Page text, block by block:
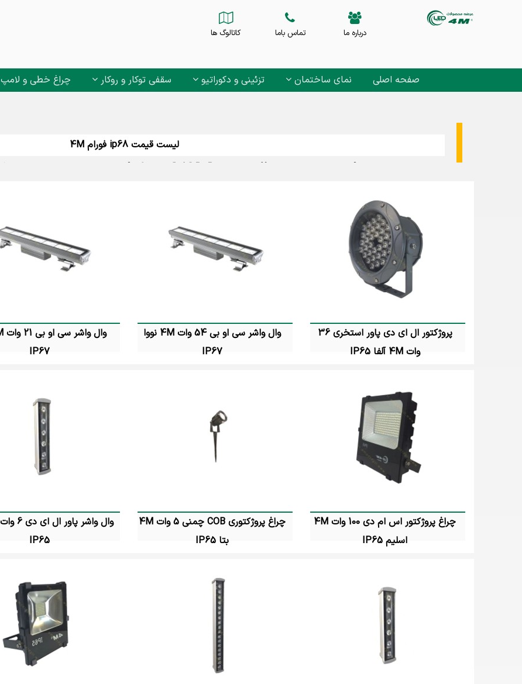
درباره ما تماس باما کاتالوگ ها
صفحه اصلی نمای ساختمان تزئینی و دکوراتیو سقفی توکار و روکار چراغ خطی و لامپ
لیست قیمت ip68 فورام 4M
جهت دریافت لیست قیمت ip684M فورام در لاله زار کاتالوگ ip68 4M 4M فورام لاله زار با شماره های 021-36483196 021-36483196 تماس بگیرید .
شامل چه محصولاتی است؟
پروژکتور ال ای دی پاور استخری 36
وات 4M آلفا IP65
وال واشر سی او بی 54 وات 4M نووا
IP67
IP67
چراغ پروژکتور اس ام دی 100 وات 4M
اسلیم IP65
چراغ پروژکتوری COB چمنی 5 وات 4M
بتا IP65
IP65